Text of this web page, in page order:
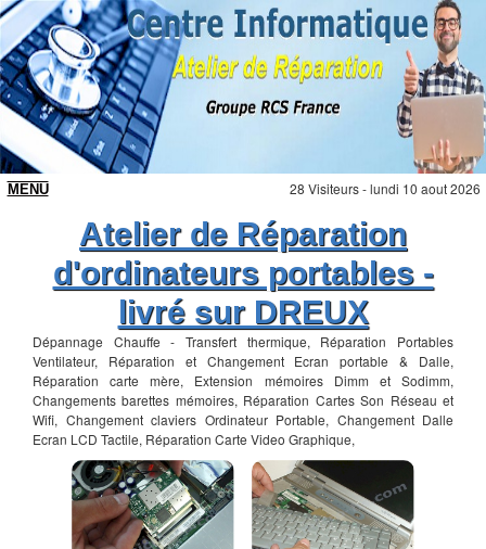
28 Visiteurs - lundi 10 aout 2026
Atelier de Réparation
d'ordinateurs portables -
livré sur DREUX
Dépannage Chauffe - Transfert thermique, Réparation Portables
Ventilateur, Réparation et Changement Ecran portable & Dalle,
Réparation carte mère, Extension mémoires Dimm et Sodimm,
Changements barettes mémoires, Réparation Cartes Son Réseau et
Wifi, Changement claviers Ordinateur Portable, Changement Dalle
Ecran LCD Tactile, Réparation Carte Video Graphique,